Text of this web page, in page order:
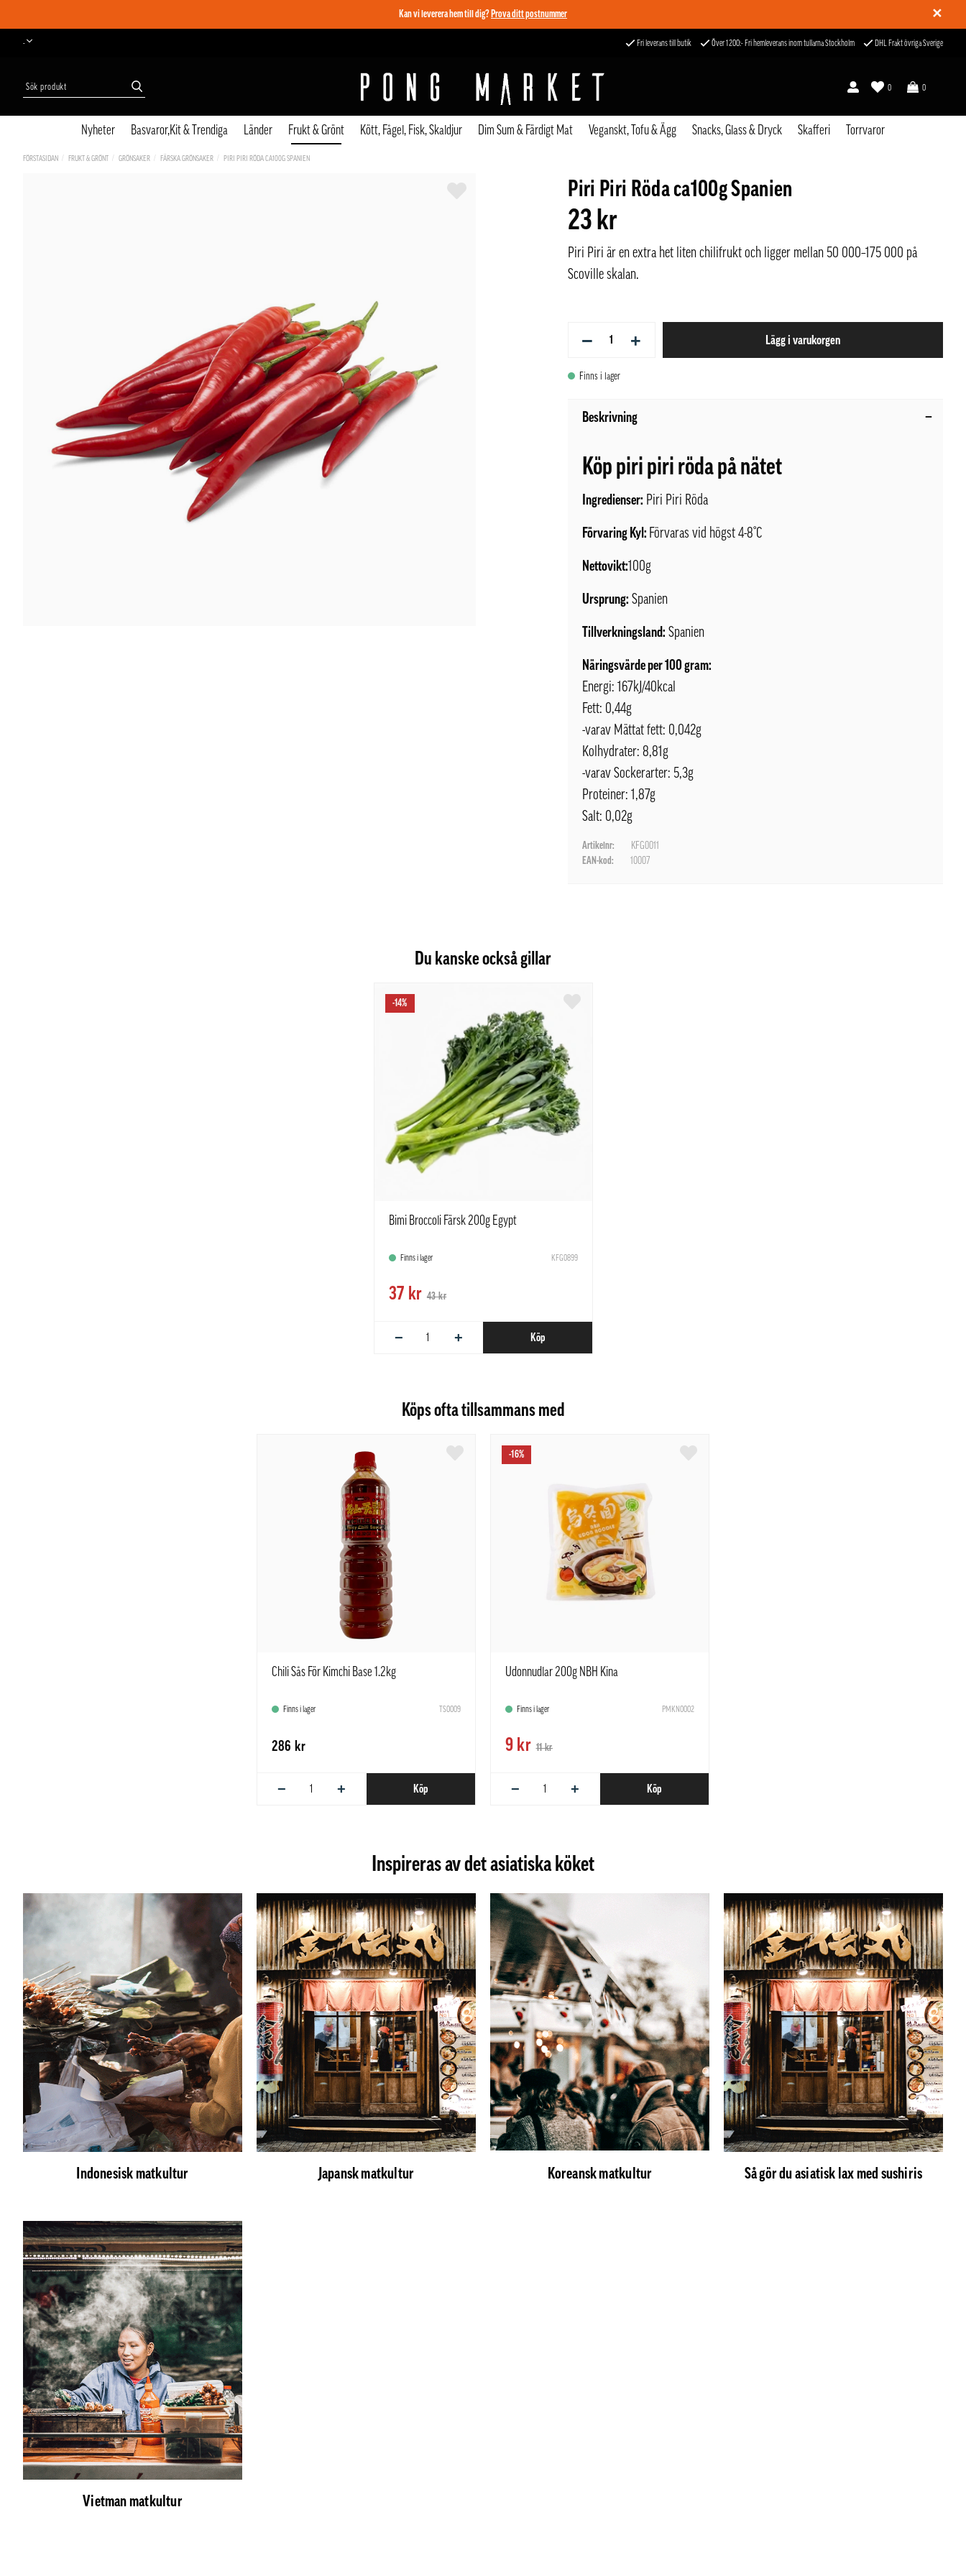
✕
Kan vi leverera hem till dig? Prova ditt postnummer
- Fri leverans till butik Över 1200:- Fri hemleverans inom tullarna Stockholm DHL Frakt övriga Sverige
0
0
Nyheter Basvaror,Kit & Trendiga Länder Frukt & Grönt Kött, Fågel, Fisk, Skaldjur Dim Sum & Färdigt Mat Veganskt, Tofu & Ägg Snacks, Glass & Dryck Skafferi Torrvaror
FÖRSTASIDAN FRUKT & GRÖNT GRÖNSAKER FÄRSKA GRÖNSAKER PIRI PIRI RÖDA CA100G SPANIEN
Piri Piri Röda ca100g Spanien
23 kr
Piri Piri är en extra het liten chilifrukt och ligger mellan 50 000–175 000 på
Scoville skalan.
− + Lägg i varukorgen
Finns i lager
Beskrivning
Köp piri piri röda på nätet
Ingredienser: Piri Piri Röda
Förvaring Kyl: Förvaras vid högst 4-8°C
Nettovikt:100g
Ursprung: Spanien
Tillverkningsland: Spanien
Näringsvärde per 100 gram:
Energi: 167kJ/40kcal
Fett: 0,44g
-varav Mättat fett: 0,042g
Kolhydrater: 8,81g
-varav Sockerarter: 5,3g
Proteiner: 1,87g
Salt: 0,02g
Artikelnr:
KFG0011
EAN-kod:
10007
Du kanske också gillar
-14%
Bimi Broccoli Färsk 200g Egypt
Finns i lager KFG0899
37 kr 43 kr
− + Köp
Köps ofta tillsammans med
Chili Sås För Kimchi Base 1.2kg
Finns i lager TS0009
286 kr
− + Köp
-16%
Udonnudlar 200g NBH Kina
Finns i lager PMKN0002
9 kr 11 kr
− + Köp
Inspireras av det asiatiska köket
Indonesisk matkultur Japansk matkultur Koreansk matkultur Så gör du asiatisk lax med sushiris
Vietman matkultur